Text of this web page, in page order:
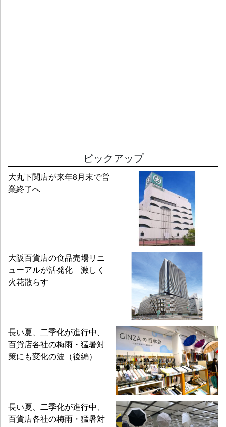
ピックアップ
大丸下関店が来年8月末で営
業終了へ
大阪百貨店の食品売場リニ
ューアルが活発化 激しく
火花散らす
長い夏、二季化が進行中、
百貨店各社の梅雨・猛暑対
策にも変化の波（後編）
長い夏、二季化が進行中、
百貨店各社の梅雨・猛暑対